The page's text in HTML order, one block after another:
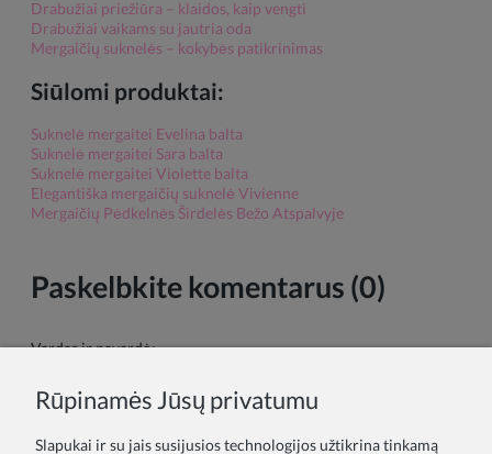
Drabužiai priežiūra – klaidos, kaip vengti
Drabužiai vaikams su jautria oda
Mergaičių suknelės – kokybės patikrinimas
Siūlomi produktai:
Suknelė mergaitei Evelina balta
Suknelė mergaitei Sara balta
Suknelė mergaitei Violette balta
Elegantiška mergaičių suknelė Vivienne
Mergaičių Pėdkelnės Širdelės Bežo Atspalvyje
Paskelbkite komentarus (0)
Vardas ir pavardė:
Rūpinamės Jūsų privatumu
Slapukai ir su jais susijusios technologijos užtikrina tinkamą